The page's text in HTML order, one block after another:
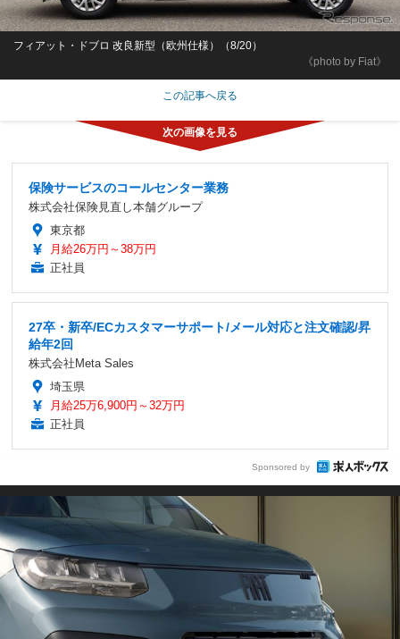
《photo by Fiat》
フィアット・ドブロ 改良新型（欧州仕様）（8/20）
この記事へ戻る
保険サービスのコールセンター業務
株式会社保険見直し本舗グループ
東京都
月給26万円～38万円
正社員
27卒・新卒/ECカスタマーサポート/メール対応と注文確認/昇
給年2回
株式会社Meta Sales
埼玉県
月給25万6,900円～32万円
正社員
Sponsored by